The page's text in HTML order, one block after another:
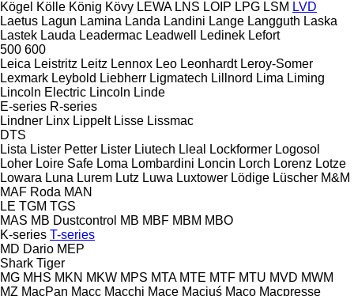
Kögel Kölle König Kövy LEWA LNS LOIP LPG LSM LVD
Laetus Lagun Lamina Landa Landini Lange Langguth Laska
Lastek Lauda Leadermac Leadwell Ledinek Lefort
500 600
Leica Leistritz Leitz Lennox Leo Leonhardt Leroy-Somer
Lexmark Leybold Liebherr Ligmatech Lillnord Lima Liming
Lincoln Electric Lincoln Linde
E-series R-series
Lindner Linx Lippelt Lisse Lissmac
DTS
Lista Lister Petter Lister Liutech Lleal Lockformer Logosol
Loher Loire Safe Loma Lombardini Loncin Lorch Lorenz Lotze
Lowara Luna Lurem Lutz Luwa Luxtower Lödige Lüscher M&M
MAF Roda MAN
LE TGM TGS
MAS MB Dustcontrol MB MBF MBM MBO
K-series T-series
MD Dario MEP
Shark Tiger
MG MHS MKN MKW MPS MTA MTE MTF MTU MVD MWM
MZ MacPan Macc Macchi Mace Maciuś Maco Macpresse